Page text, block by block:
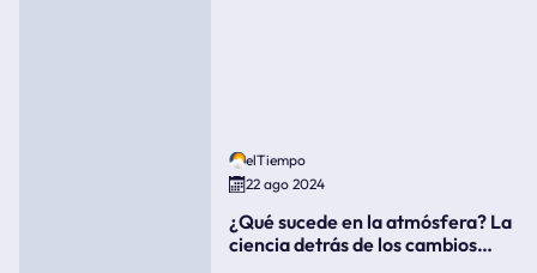
elTiempo
22 ago 2024
¿Qué sucede en la atmósfera? La
ciencia detrás de los cambios